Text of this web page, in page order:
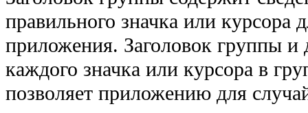
правильного значка или курсора
приложения. Заголовок группы и
каждого значка или курсора в
позволяет приложению для